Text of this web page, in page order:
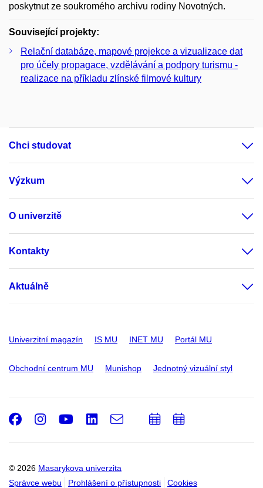
poskytnut ze soukromého archivu rodiny Novotných.
Související projekty:
Relační databáze, mapové projekce a vizualizace dat
pro účely propagace, vzdělávání a podpory turismu -
realizace na příkladu zlínské filmové kultury
Chci studovat
Výzkum
O univerzitě
Kontakty
Aktuálně
Univerzitní magazín IS MU INET MU Portál MU
Obchodní centrum MU Munishop Jednotný vizuální styl
© 2026 Masarykova univerzita
Správce webu
Prohlášení o přístupnosti Cookies
Facebook
Instagram
Youtube
LinkedIn
e-
Email
PřidatPřidat